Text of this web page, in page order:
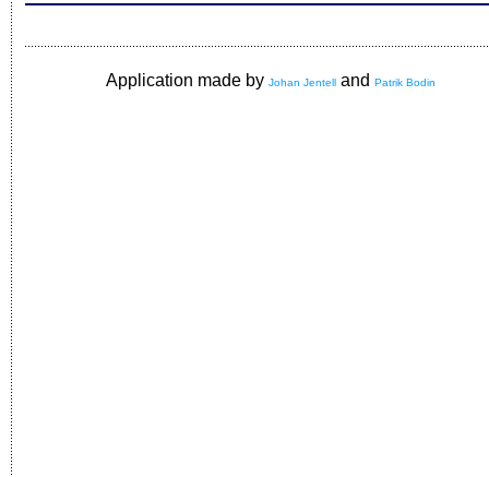
Application made by Johan Jentell and Patrik Bodin